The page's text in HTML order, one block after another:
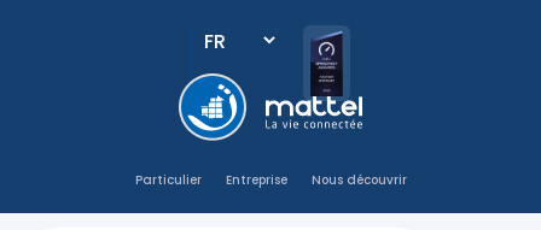
Particulier Entreprise Nous découvrir
Select
your
language